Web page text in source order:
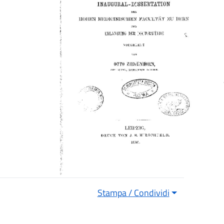
Stampa / Condividi